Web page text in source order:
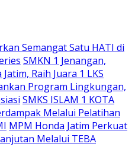
Semangat Satu HATI di
SMKN 1 Jenangan,
Raih Juara 1 LKS
Program Lingkungan,
SMKS ISLAM 1 KOTA
Melalui Pelatihan
MPM Honda Jatim Perkuat
Melalui TEBA